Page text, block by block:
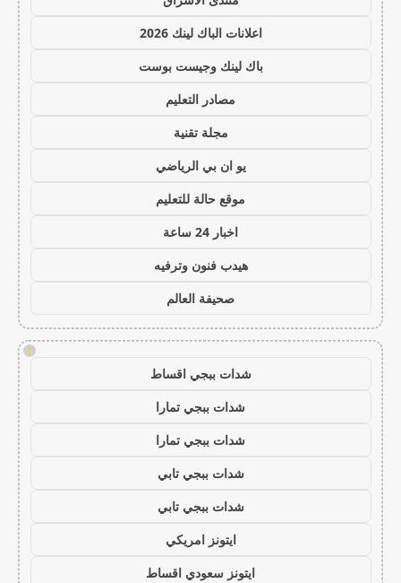
اعلانات الباك لينك 2026
باك لينك وجيست بوست
مصادر التعليم
مجلة تقنية
يو ان بي الرياضي
موقع حالة للتعليم
اخبار 24 ساعة
هيدب فنون وترفيه
صحيفة العالم
!
شدات ببجي اقساط
شدات ببجي تمارا
شدات ببجي تمارا
شدات ببجي تابي
شدات ببجي تابي
ايتونز امريكي
ايتونز سعودي اقساط